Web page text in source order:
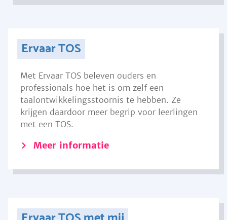
Ervaar TOS
Met Ervaar TOS beleven ouders en
professionals hoe het is om zelf een
taalontwikkelingsstoornis te hebben. Ze
krijgen daardoor meer begrip voor leerlingen
met een TOS.
Meer informatie